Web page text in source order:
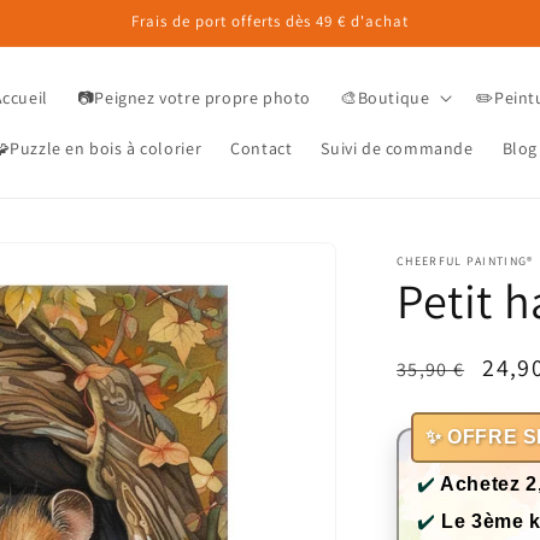
Frais de port offerts dès 49 € d'achat
📷Peignez votre propre photo 🎨Boutique
en bois à colorier Contact Suivi de commande Blog
CHEERFUL PAINTING®
Petit
Prix
35,90 €
Prix
✨ OFFRE
✔️ Achetez
✔️ Le 3ème